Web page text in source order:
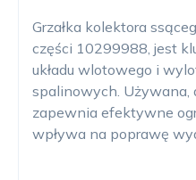
Grzałka kolektora
części 10299988, jest
układu wlotowego i
spalinowych. Używana,
zapewnia efektywne
wpływa na poprawę